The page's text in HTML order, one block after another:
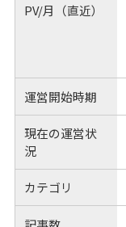
PV/月（直近）
運営開始時期
現在の運営状
況
カテゴリ